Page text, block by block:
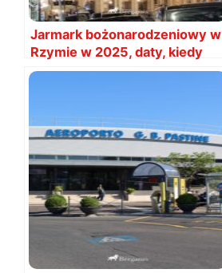
Jarmark bożonarodzeniowy w
Rzymie w 2025, daty, kiedy
jest?